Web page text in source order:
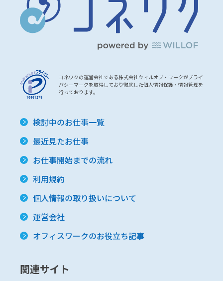
コネワクの運営会社である株式会社ウィルオブ・ワークがプライ
バシーマークを取得しており徹底した個人情報保護・情報管理を
行っております。
検討中のお仕事一覧
最近見たお仕事
お仕事開始までの流れ
利用規約
個人情報の取り扱いについて
運営会社
オフィスワークのお役立ち記事
関連サイト